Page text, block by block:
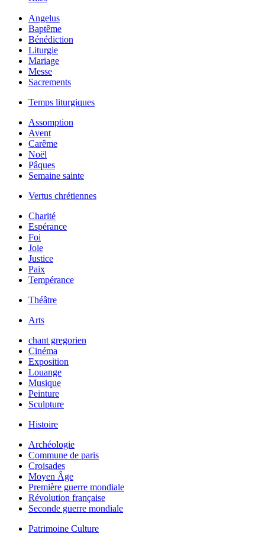
Angelus
Baptême
Bénédiction
Liturgie
Mariage
Messe
Sacrements
Temps liturgiques
Assomption
Avent
Carême
Noël
Pâques
Semaine sainte
Vertus chrétiennes
Charité
Espérance
Foi
Joie
Justice
Paix
Tempérance
Théâtre
Arts
chant gregorien
Cinéma
Exposition
Louange
Musique
Peinture
Sculpture
Histoire
Archéologie
Commune de paris
Croisades
Moyen Âge
Première guerre mondiale
Révolution française
Seconde guerre mondiale
Patrimoine Culture